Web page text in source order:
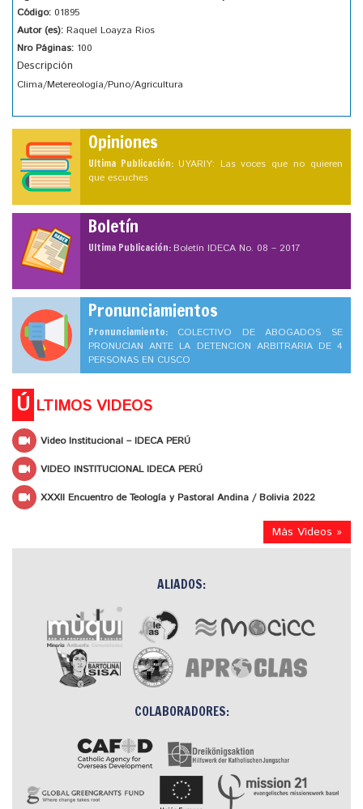
Código: 01895
Autor (es): Raquel Loayza Rios
Nro Páginas: 100
Descripción
Clima/Metereología/Puno/Agricultura
Opiniones
Ultima Publicación: UYARIY: Las voces que no quieren
que escuches
Boletín
Ultima Publicación:Boletín IDECA No. 08 – 2017
Pronunciamientos
Pronunciamiento: COLECTIVO DE ABOGADOS SE
PRONUCIAN ANTE LA DETENCION ARBITRARIA DE 4
PERSONAS EN CUSCO
Ú LTIMOS VIDEOS
Video Institucional – IDECA PERÚ
VIDEO INSTITUCIONAL IDECA PERÚ
XXXII Encuentro de Teología y Pastoral Andina / Bolivia 2022
Más Videos »
ALIADOS:
COLABORADORES: